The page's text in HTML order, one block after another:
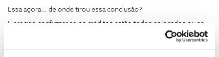
Essa agora… de onde tirou essa conclusão?
É preciso confirmar se os créditos estão todos colocados ou se